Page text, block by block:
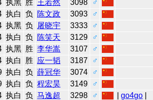
执黑 胜 王若然 3098
♂
执白 负 陈文政 3093
♂
执黑 负 屠晓宇 3333
♂
执白 负 陈笑天 3129
♂
执黑 胜 李华嵩 3107
♂
执白 胜 应一韬 3187
♂
执白 负 薛冠华 3074
♂
执白 负 程宏昊 3149
♂
执白 负 马逸超 3298 ♂ |go4go